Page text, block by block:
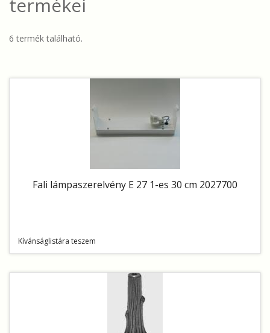
termékei
6 termék található.
Fali lámpaszerelvény E 27 1-es 30 cm 2027700
Kívánságlistára teszem